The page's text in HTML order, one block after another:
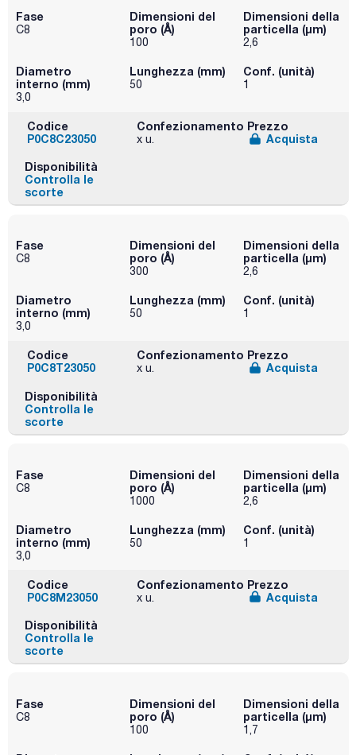
Fase
C8
Dimensioni del
poro (Å)
100
Dimensioni della
particella (μm)
2,6
Diametro
interno (mm)
3,0
Lunghezza (mm)
50
Conf. (unità)
1
Codice
P0C8C23050
Confezionamento
x u.
Prezzo
Acquista
Disponibilità
Controlla le
scorte
Fase
C8
Dimensioni del
poro (Å)
300
Dimensioni della
particella (μm)
2,6
Diametro
interno (mm)
3,0
Lunghezza (mm)
50
Conf. (unità)
1
Codice
P0C8T23050
Confezionamento
x u.
Prezzo
Acquista
Disponibilità
Controlla le
scorte
Fase
C8
Dimensioni del
poro (Å)
1000
Dimensioni della
particella (μm)
2,6
Diametro
interno (mm)
3,0
Lunghezza (mm)
50
Conf. (unità)
1
Codice
P0C8M23050
Confezionamento
x u.
Prezzo
Acquista
Disponibilità
Controlla le
scorte
Fase
C8
Dimensioni del
poro (Å)
100
Dimensioni della
particella (μm)
1,7